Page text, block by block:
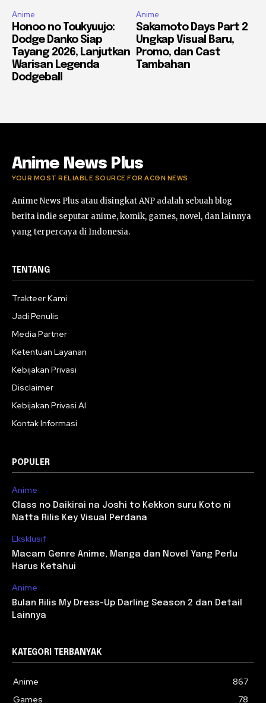
Anime
Honoo no Toukyuujo:
Dodge Danko Siap
Tayang 2026, Lanjutkan
Warisan Legenda
Dodgeball
Anime
Sakamoto Days Part 2
Ungkap Visual Baru,
Promo, dan Cast
Tambahan
Anime News Plus
YOUR MOST RELIABLE SOURCE FOR ACGN NEWS
Anime News Plus atau disingkat ANP adalah sebuah blog
berita indie seputar anime, komik, games, novel, dan lainnya
yang terpercaya di Indonesia.
TENTANG
Trakteer Kami
Jadi Penulis
Media Partner
Ketentuan Layanan
Kebijakan Privasi
Disclaimer
Kebijakan Privasi AI
Kontak Informasi
POPULER
Anime
Class no Daikirai na Joshi to Kekkon suru Koto ni
Natta Rilis Key Visual Perdana
Eksklusif
Macam Genre Anime, Manga dan Novel Yang Perlu
Harus Ketahui
Anime
Bulan Rilis My Dress-Up Darling Season 2 dan Detail
Lainnya
KATEGORI TERBANYAK
Anime
867
Games
78